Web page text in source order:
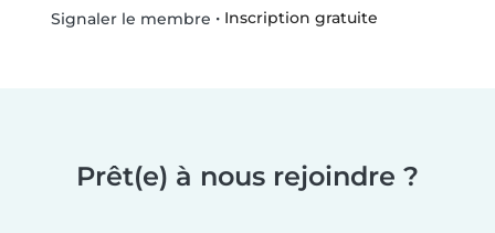
Signaler le membre • Inscription gratuite
Prêt(e) à nous rejoindre ?